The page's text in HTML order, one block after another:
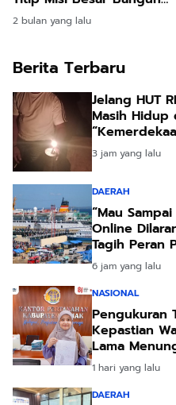
Ekonomi Produktif dari
2 bulan yang lalu
Berita Terbaru
Jelang HUT
Masih Hidup
Kampung
3 jam yang lalu
DAERAH
“Mau
Online
Tagih Peran
6 jam yang lalu
NASIONAL
Pengukuran
Kepastian
Lama
1 hari yang lalu
DAERAH